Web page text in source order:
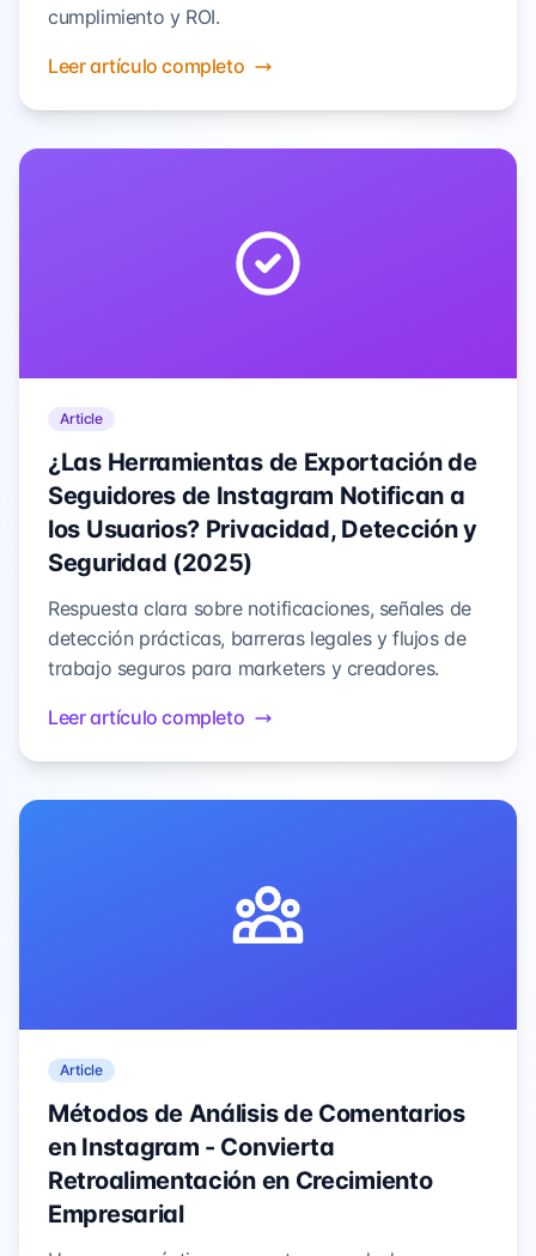
cumplimiento y ROI.
Leer artículo completo
Article
¿Las Herramientas de Exportación de
Seguidores de Instagram Notifican a
los Usuarios? Privacidad, Detección y
Seguridad (2025)
Respuesta clara sobre notificaciones, señales de
detección prácticas, barreras legales y flujos de
trabajo seguros para marketers y creadores.
Leer artículo completo
Article
Métodos de Análisis de Comentarios
en Instagram - Convierta
Retroalimentación en Crecimiento
Empresarial